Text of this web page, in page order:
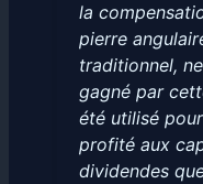
la
pierre
traditionnel, ne
gagné par
été utilisé
profité aux
dividendes